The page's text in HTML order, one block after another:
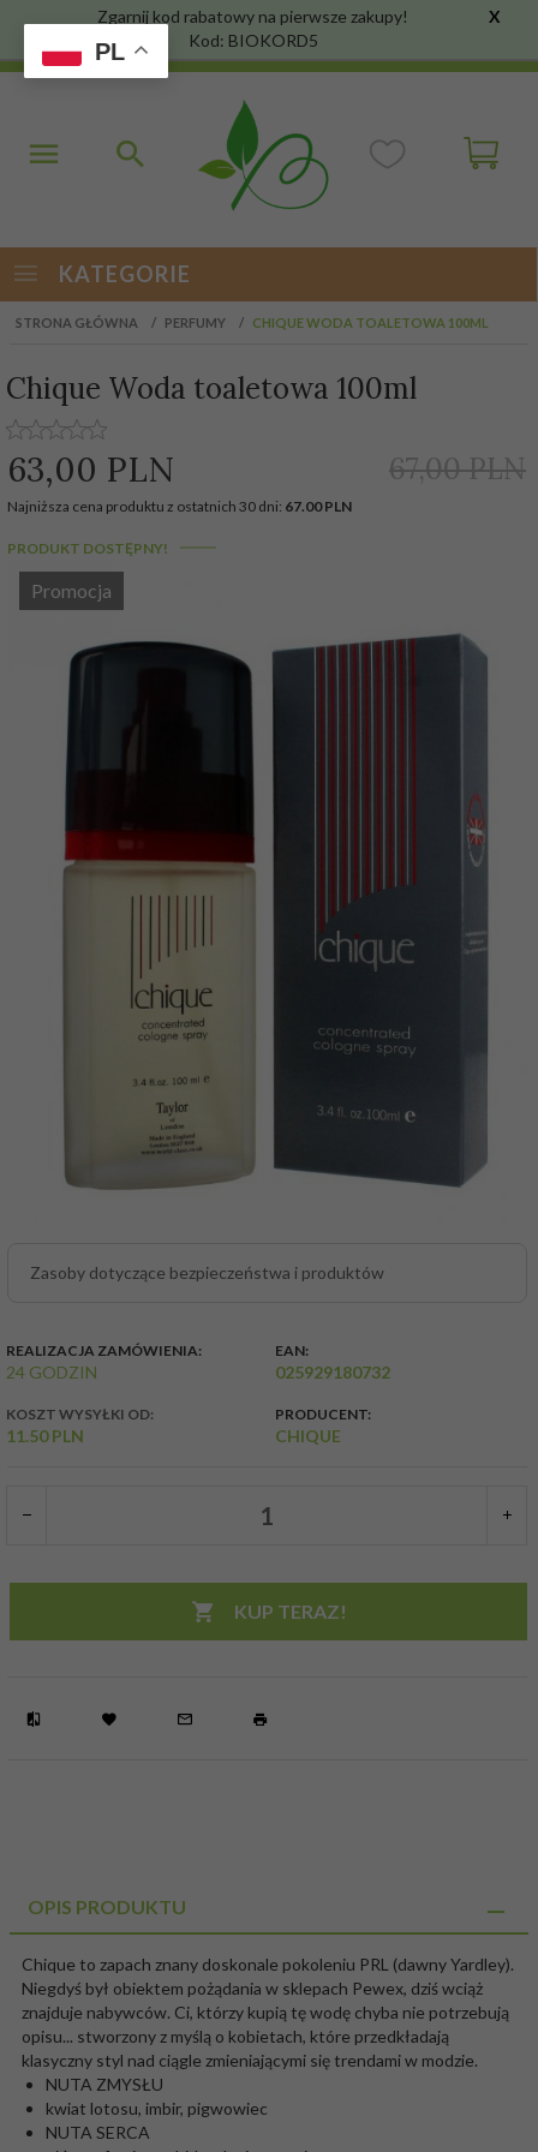
Zgarnij kod rabatowy na pierwsze zakupy!
Kod: BIOKORD5
X
KATEGORIE
STRONA GŁÓWNA PERFUMY CHIQUE WODA TOALETOWA 100ML
Chique Woda toaletowa 100ml
63,00 PLN 67,00 PLN
Najniższa cena produktu z ostatnich 30 dni: 67.00 PLN
PRODUKT DOSTĘPNY!
Promocja
Zasoby dotyczące bezpieczeństwa i produktów
REALIZACJA ZAMÓWIENIA:
24 GODZIN
EAN:
025929180732
KOSZT WYSYŁKI OD:
11.50 PLN
PRODUCENT:
CHIQUE
KUP TERAZ!
OPIS PRODUKTU
Chique to zapach znany doskonale pokoleniu PRL (dawny Yardley).
Niegdyś był obiektem pożądania w sklepach Pewex, dziś wciąż
znajduje nabywców. Ci, którzy kupią tę wodę chyba nie potrzebują
opisu... stworzony z myślą o kobietach, które przedkładają
klasyczny styl nad ciągle zmieniającymi się trendami w modzie.
NUTA ZMYSŁU
kwiat lotosu, imbir, pigwowiec
NUTA SERCA
PL